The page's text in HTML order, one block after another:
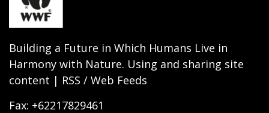
Building a Future in Which Humans Live in
Harmony with Nature. Using and sharing site
content | RSS / Web Feeds
Fax: +62217829461